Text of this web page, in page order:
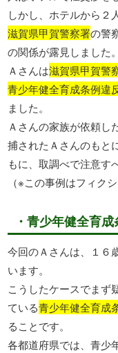
しかし、ホテルから２
滋賀県甲賀警察署の警
の関係が露見しました。
Ａさんは滋賀県甲賀警
青少年健全育成条例違
ました。
Ａさんの家族が依頼し
捕されたＡさんのもと
もに、取調べで注意す
（※この事例はフィク
・青少年健全育成
今回のＡさんは、１６
います。
こうしたケースでまず
ている青少年健全育成
ることです。
各都道府県では、青少